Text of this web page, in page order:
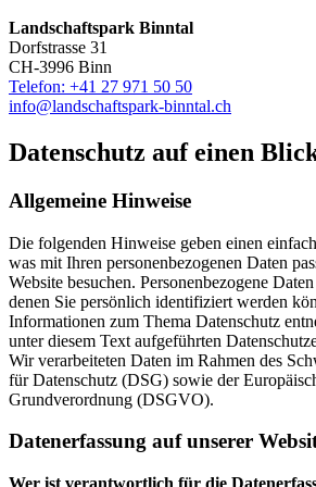
Landschaftspark Binntal
Dorfstrasse 31
CH-3996 Binn
Telefon: +41 27 971 50 50
info@landschaftspark-binntal.ch
Datenschutz auf einen
Allgemeine Hinweise
Die folgenden Hinweise geben einen
was mit Ihren personenbezogenen Daten
Website besuchen. Personenbezogene
denen Sie persönlich identifiziert werden
Informationen zum Thema Datenschutz
unter diesem Text aufgeführten
Wir verarbeiteten Daten im Rahmen des
für Datenschutz (DSG) sowie der
Grundverordnung (DSGVO).
Datenerfassung auf unserer
Wer ist verantwortlich für die